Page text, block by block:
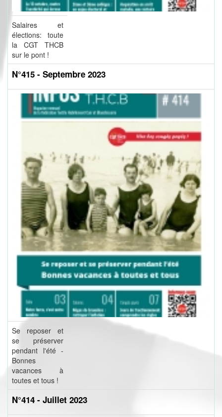
Salaires et
élections: toute
la CGT THCB
sur le pont !
N°415 - Septembre 2023
Se reposer et
se préserver
pendant l'été -
Bonnes
vacances à
toutes et tous !
N°414 - Juillet 2023